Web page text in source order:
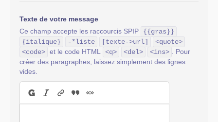
Texte de votre message
Ce champ accepte les raccourcis SPIP
{{gras}}
{italique}
-*liste [texte->url]
<quote>
<code> et le code HTML <q> <del> <ins>
. Pour
créer des paragraphes, laissez simplement des lignes
vides.